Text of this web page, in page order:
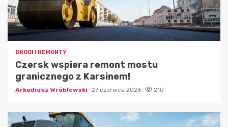
DROGI I REMONTY
Czersk wspiera remont mostu
granicznego z Karsinem!
Arkadiusz Wróblewski 27 czerwca 2026 210